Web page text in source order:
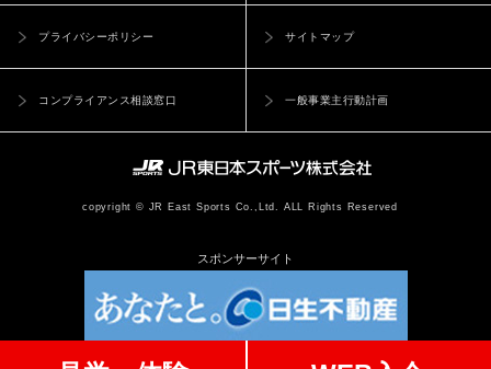
copyright © JR East Sports Co.,Ltd. ALL Rights Reserved
プライバシーポリシー サイトマップ
コンプライアンス相談窓口 一般事業主行動計画
スポンサーサイト